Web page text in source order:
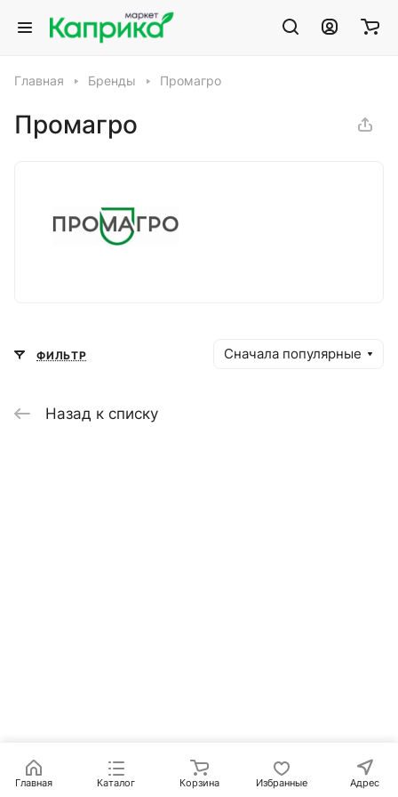
Главная Бренды Промагро
Промагро
ФИЛЬТР Сначала популярные
Назад к списку
Главная Каталог Корзина Избранные Адрес